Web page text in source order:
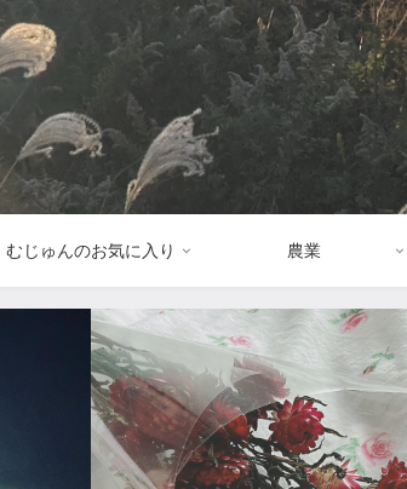
むじゅんのお気に入り 農業